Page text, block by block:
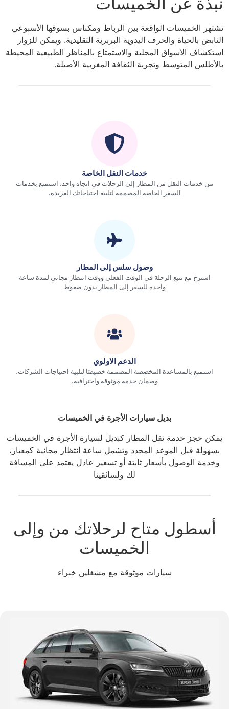
تشتهر الخميسات الواقعة بين الرباط ومكناس بسوقها الأسبوعي
النابض بالحياة والحرف اليدوية البربرية التقليدية. ويمكن للزوار
استكشاف الأسواق المحلية والاستمتاع بالمناظر الطبيعية المحيطة
بالأطلس المتوسط ​​وتجربة الثقافة المغربية الأصيلة.
خدمات النقل الخاصة
من خدمات النقل من المطار إلى الرحلات في اتجاه واحد، استمتع بخدمات
السفر الخاصة المصممة لتلبية احتياجاتك الفريدة.
وصول سلس إلى المطار
استرخ مع تتبع الرحلة في الوقت الفعلي ووقت انتظار مجاني لمدة ساعة
واحدة للسفر إلى المطار بدون ضغوط
الدعم الاولوي
استمتع بالمساعدة المخصصة المصممة خصيصًا لتلبية احتياجات الشركات،
وضمان خدمة موثوقة واحترافية.
بديل سيارات الأجرة في الخميسات
يمكن حجز خدمة نقل المطار كبديل لسيارة الأجرة في الخميسات
بسهولة قبل الموعد المحدد وتشمل ساعة انتظار مجانية كمعيار،
وخدمة الوصول بأسعار ثابتة أو تسعير عادل يعتمد على المسافة
لك ولسائقينا
أسطول متاح لرحلاتك من وإلى
الخميسات
سيارات موثوقة مع مشغلين خبراء